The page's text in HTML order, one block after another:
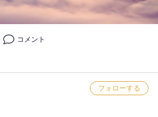
コメント
フォローする